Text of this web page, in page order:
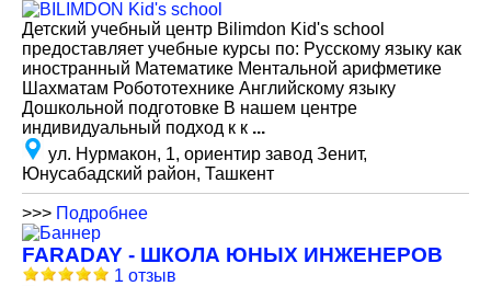
Детский учебный центр Bilimdon Kid's school
предоставляет учебные курсы по: Русскому языку как
иностранный Математике Ментальной арифметике
Шахматам Робототехнике Английскому языку
Дошкольной подготовке В нашем центре
индивидуальный подход к к ...
ул. Нурмакон, 1, ориентир завод Зенит,
Юнусабадский район, Ташкент
>>> Подробнее
FARADAY - ШКОЛА ЮНЫХ ИНЖЕНЕРОВ
1 отзыв